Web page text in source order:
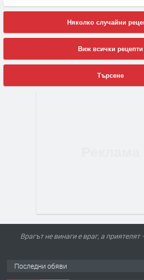
Няколко случайни
Виж всички рецепти
Търсене
Врагът не винаги е враг, а
Последни обяви